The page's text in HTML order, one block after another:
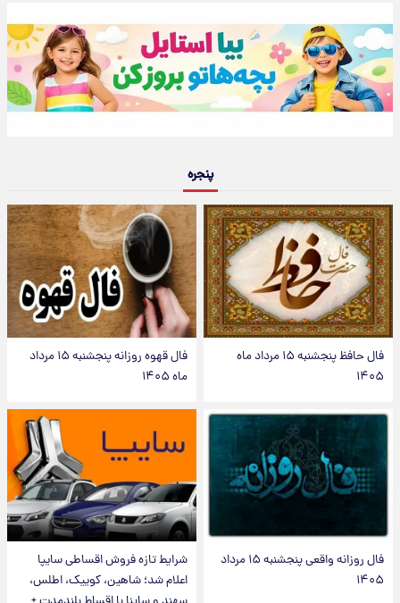
پنجره
فال حافظ پنجشنبه ۱۵ مرداد ماه
۱۴۰۵
فال قهوه روزانه پنجشنبه ۱۵ مرداد
ماه ۱۴۰۵
فال روزانه واقعی پنجشنبه ۱۵ مرداد
۱۴۰۵
شرایط تازه فروش اقساطی سایپا
اعلام شد؛ شاهین، کوییک، اطلس،